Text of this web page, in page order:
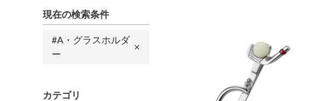
現在の検索条件
#A・グラスホルダ
ー
カテゴリ